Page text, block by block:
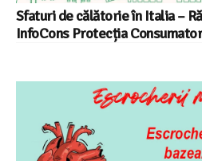
Sfaturi de călătorie în Italia –
InfoCons Protecția